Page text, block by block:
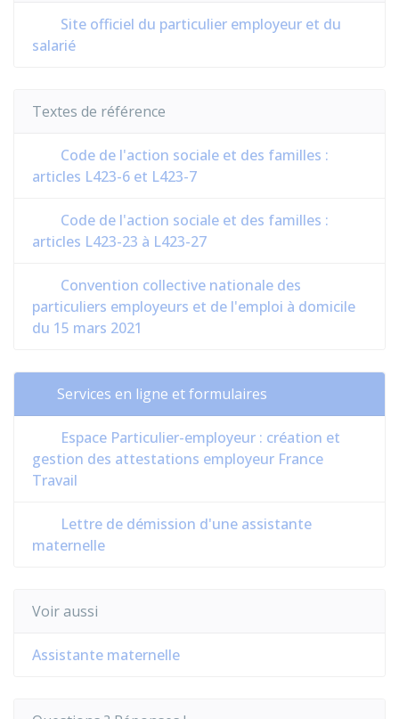
Site officiel du particulier employeur et du
salarié
Textes de référence
Code de l'action sociale et des familles :
articles L423-6 et L423-7
Code de l'action sociale et des familles :
articles L423-23 à L423-27
Convention collective nationale des
particuliers employeurs et de l'emploi à domicile
du 15 mars 2021
Services en ligne et formulaires
Espace Particulier-employeur : création et
gestion des attestations employeur France
Travail
Lettre de démission d'une assistante
maternelle
Voir aussi
Assistante maternelle